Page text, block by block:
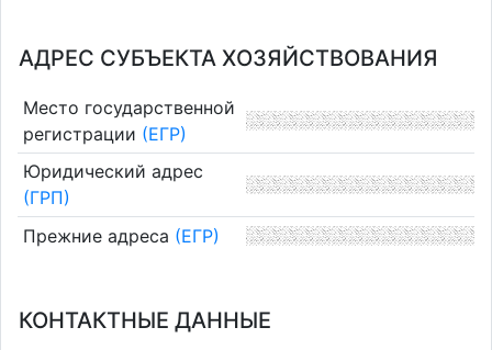
АДРЕС СУБЪЕКТА ХОЗЯЙСТВОВАНИЯ
Место государственной
регистрации (ЕГР)
Юридический адрес
(ГРП)
Прежние адреса (ЕГР)
КОНТАКТНЫЕ ДАННЫЕ